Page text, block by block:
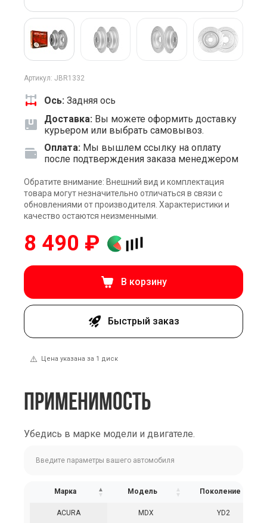
Артикул: JBR1332
Ось: Задняя ось
Доставка: Вы можете оформить доставку
курьером или выбрать самовывоз.
Оплата: Мы вышлем ссылку на оплату
после подтверждения заказа менеджером
Обратите внимание: Внешний вид и комплектация
товара могут незначительно отличаться в связи с
обновлениями от производителя. Характеристики и
качество остаются неизменными.
8 490 ₽
В корзину
Быстрый заказ
⚠️ Цена указана за 1 диск
ПРИМЕНИМОСТЬ
Убедись в марке модели и двигателе.
Марка Модель Поколение
ACURA MDX YD2